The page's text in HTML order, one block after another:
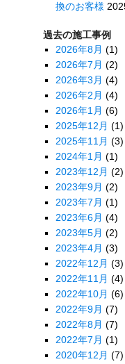
換のお客様
過去の施工事例
2026年8月 (1)
2026年7月 (2)
2026年3月 (4)
2026年2月 (4)
2026年1月 (6)
2025年12月 (1)
2025年11月 (3)
2024年1月 (1)
2023年12月 (2)
2023年9月 (2)
2023年7月 (1)
2023年6月 (4)
2023年5月 (2)
2023年4月 (3)
2022年12月 (3)
2022年11月 (4)
2022年10月 (6)
2022年9月 (7)
2022年8月 (7)
2022年7月 (1)
2020年12月 (7)